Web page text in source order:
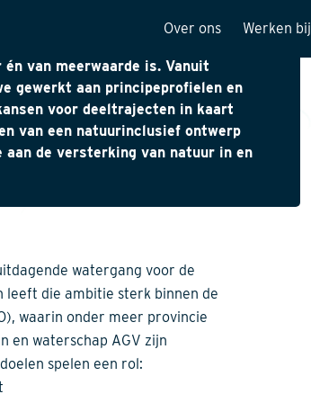
Over ons
Onze mensen
Visie
Historie
Kwaliteitszorg
Werken bij
we aangetoond dat de
van meerwaarde is. Vanuit
gewerkt aan principeprofielen en
voor deeltrajecten in kaart
van een natuurinclusief ontwerp
de versterking van natuur in en
watergang voor de
leeft die ambitie sterk binnen de
waarin onder meer provincie
en waterschap AGV zijn
spelen een rol: